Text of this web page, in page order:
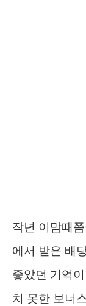
작년 이맘때
에서 받은 배
좋았던 기억
치 못한 보너